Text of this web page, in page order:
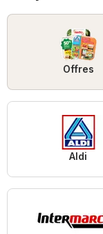
Offres
Aldi